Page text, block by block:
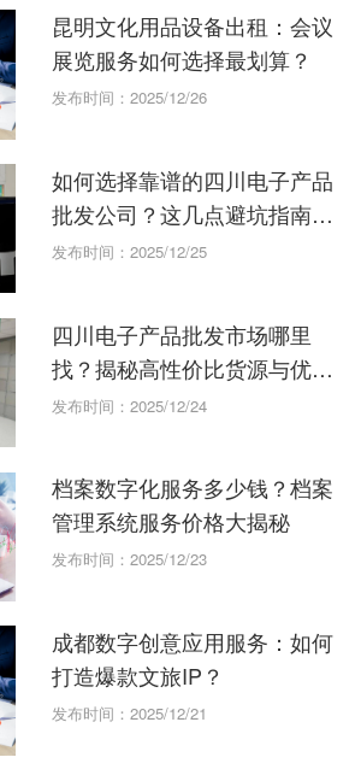
昆明文化用品设备出租：会议
展览服务如何选择最划算？
发布时间：2025/12/26
如何选择靠谱的四川电子产品
批发公司？这几点避坑指南请
收好
发布时间：2025/12/25
四川电子产品批发市场哪里
找？揭秘高性价比货源与优质
供应商！
发布时间：2025/12/24
档案数字化服务多少钱？档案
管理系统服务价格大揭秘
发布时间：2025/12/23
成都数字创意应用服务：如何
打造爆款文旅IP？
发布时间：2025/12/21